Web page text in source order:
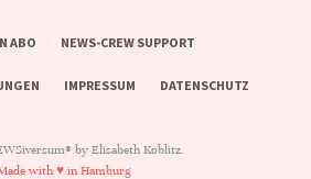
ABO NEWS-CREW SUPPORT
IMPRESSUM DATENSCHUTZ
by Elisabeth Koblitz.
with ♥ in Hamburg